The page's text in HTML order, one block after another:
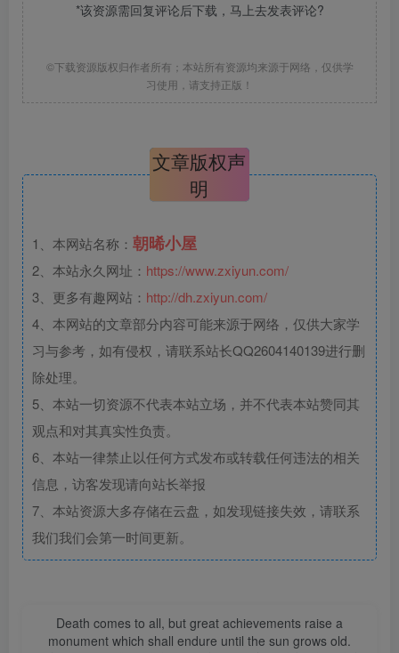
*该资源需回复评论后下载，马上去发表评论?
©下载资源版权归作者所有；本站所有资源均来源于网络，仅供学
习使用，请支持正版！
文章版权声
明
1、本网站名称： 朝晞小屋
2、本站永久网址： https://www.zxiyun.com/
3、更多有趣网站： http://dh.zxiyun.com/
4、本网站的文章部分内容可能来源于网络，仅供大家学
习与参考，如有侵权，请联系站长QQ2604140139进行删
除处理。
5、本站一切资源不代表本站立场，并不代表本站赞同其
观点和对其真实性负责。
6、本站一律禁止以任何方式发布或转载任何违法的相关
信息，访客发现请向站长举报
7、本站资源大多存储在云盘，如发现链接失效，请联系
我们我们会第一时间更新。
Death comes to all, but great achievements raise a
monument which shall endure until the sun grows old.